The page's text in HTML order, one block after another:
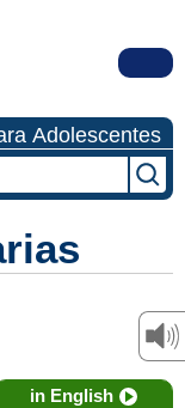
Adolescentes
in English